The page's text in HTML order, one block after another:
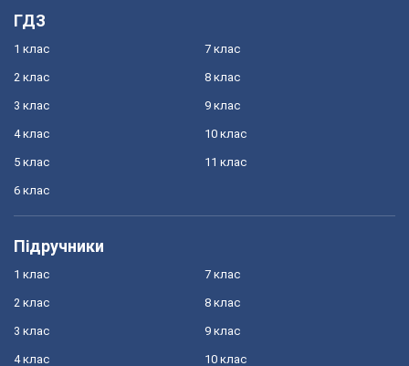
ГДЗ
1 клас
2 клас
3 клас
4 клас
5 клас
6 клас
7 клас
8 клас
9 клас
10 клас
11 клас
Підручники
1 клас
2 клас
3 клас
4 клас
7 клас
8 клас
9 клас
10 клас